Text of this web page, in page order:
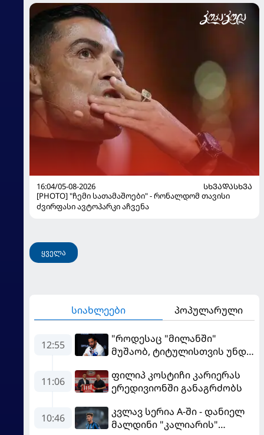
16:04/05-08-2026
ᲡᲮᲕᲐᲓᲐᲡᲮᲕᲐ
[PHOTO] "ჩემი სათამაშოები" - რონალდომ თავისი
ძვირფასი ავტოპარკი აჩვენა
ყველა
სიახლეები პოპულარული
12:55
"როდესაც "მილანში"
მუშაობ, ტიტულისთვის უნდა
"როსონერის" ფანები
დააიმედა
11:06
ფილიპ კოსტიჩი კარიერას
ერედივიონში განაგრძობს
10:46
კვლავ სერია A-ში - დანიელ
მალდინი "კალიარის"